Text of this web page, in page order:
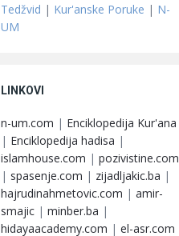
Tedžvid | Kur'anske Poruke | N-
UM
LINKOVI
n-um.com | Enciklopedija Kur'ana
| Enciklopedija hadisa |
islamhouse.com | pozivistine.com
| spasenje.com | zijadljakic.ba |
hajrudinahmetovic.com | amir-
smajic | minber.ba |
hidayaacademy.com | el-asr.com